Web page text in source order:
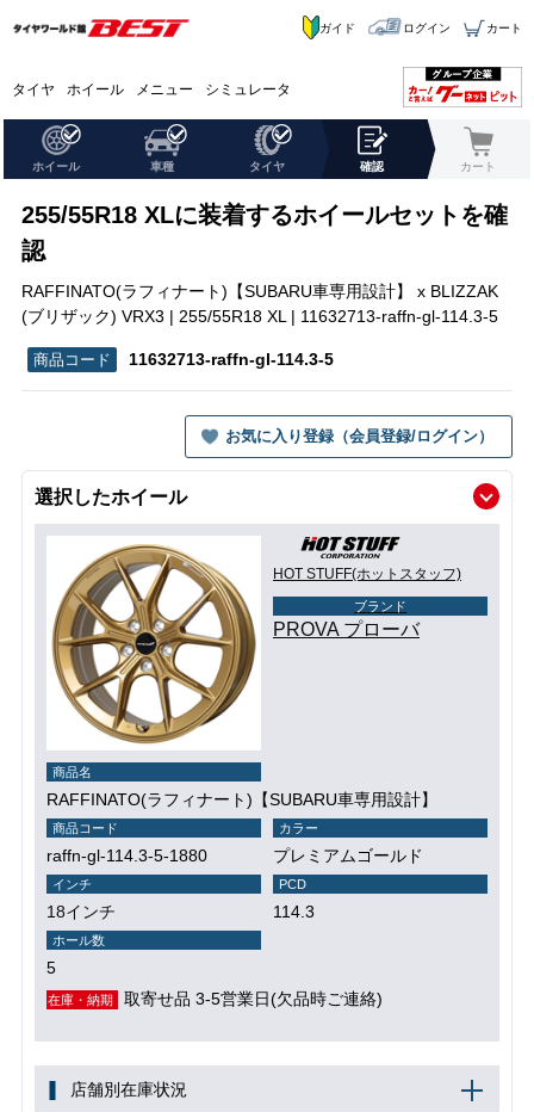
タイヤ ホイール メニュー シミュレータ
ガイド ログイン カート
ホイール 車種 タイヤ 確認 カート
255/55R18 XLに装着するホイールセットを確
認
RAFFINATO(ラフィナート)【SUBARU車専用設計】 x BLIZZAK
(ブリザック) VRX3 | 255/55R18 XL | 11632713-raffn-gl-114.3-5
11632713-raffn-gl-114.3-5
お気に入り登録（会員登録/ログイン）
選択したホイール
HOT STUFF(ホットスタッフ)
ブランド
PROVA プローバ
商品名
RAFFINATO(ラフィナート)【SUBARU車専用設計】
商品コード
raffn-gl-114.3-5-1880
カラー
プレミアムゴールド
インチ
18インチ
PCD
114.3
ホール数
5
在庫・納期 取寄せ品 3-5営業日(欠品時ご連絡)
店舗別在庫状況